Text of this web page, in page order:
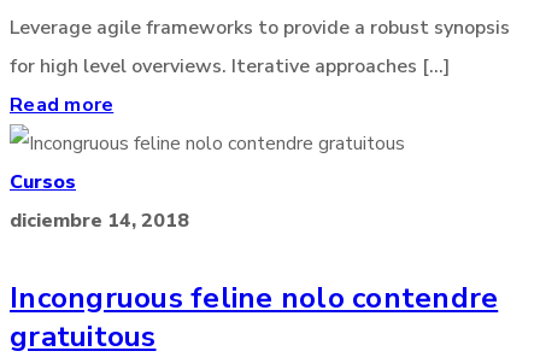
Leverage agile frameworks to provide a robust synopsis
for high level overviews. Iterative approaches [...]
Read more
Cursos
diciembre 14, 2018
Incongruous feline nolo contendre
gratuitous